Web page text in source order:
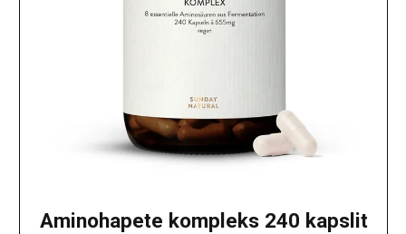
Aminohapete kompleks 240 kapslit